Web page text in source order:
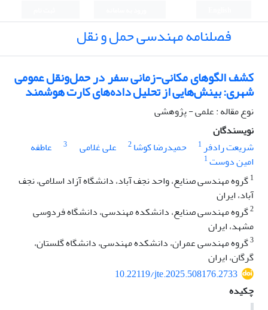
فصلنامه مهندسی حمل و نقل
کشف الگوهای مکانی-زمانی سفر در حمل‌ونقل عمومی
شهری: بینش‌هایی از تحلیل داده‌های کارت هوشمند
نوع مقاله : علمی - پژوهشی
نویسندگان
شریعت رادفر1 حمیدرضا کوشا2 علی غلامی 3
عاطفه
امین دوست1
1گروه مهندسی صنایع، واحد نجف آباد، دانشگاه آزاد اسلامی، نجف
آباد، ایران
2گروه مهندسی صنایع، دانشکده مهندسی، دانشگاه فردوسی
مشهد، ایران
3گروه مهندسی عمران، دانشکده مهندسی، دانشگاه گلستان،
گرگان، ایران
10.22119/jte.2025.508176.2733
چکیده